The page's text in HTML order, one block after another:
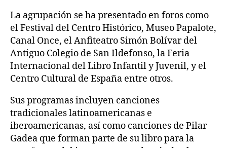
La agrupación se ha presentado en foros como
el Festival del Centro Histórico, Museo Papalote,
Canal Once, el Anfiteatro Simón Bolívar del
Antiguo Colegio de San Ildefonso, la Feria
Internacional del Libro Infantil y Juvenil, y el
Centro Cultural de España entre otros.
Sus programas incluyen canciones
tradicionales latinoamericanas e
iberoamericanas, así como canciones de Pilar
Gadea que forman parte de su libro para la